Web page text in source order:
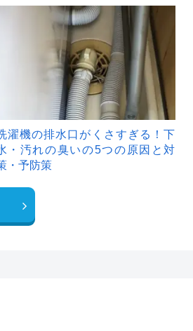
濯機の排水口がくさすぎる！下
・汚れの臭いの5つの原因と対
・予防策